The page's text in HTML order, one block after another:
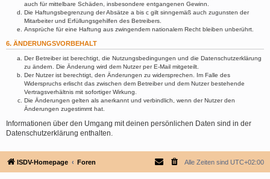
auch für mittelbare Schäden, insbesondere entgangenen Gewinn.
Die Haftungsbegrenzung der Absätze a bis c gilt sinngemäß auch zugunsten der
Mitarbeiter und Erfüllungsgehilfen des Betreibers.
Ansprüche für eine Haftung aus zwingendem nationalem Recht bleiben unberührt.
6. ÄNDERUNGSVORBEHALT
Der Betreiber ist berechtigt, die Nutzungsbedingungen und die Datenschutzerklärung
zu ändern. Die Änderung wird dem Nutzer per E-Mail mitgeteilt.
Der Nutzer ist berechtigt, den Änderungen zu widersprechen. Im Falle des
Widerspruchs erlischt das zwischen dem Betreiber und dem Nutzer bestehende
Vertragsverhältnis mit sofortiger Wirkung.
Die Änderungen gelten als anerkannt und verbindlich, wenn der Nutzer den
Änderungen zugestimmt hat.
Informationen über den Umgang mit deinen persönlichen Daten sind in der
Datenschutzerklärung enthalten.
ISDV-Homepage Foren Alle Zeiten sind UTC+02:00